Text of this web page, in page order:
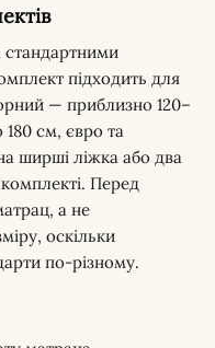
стандартними
підходить для
— приблизно 120–
см, євро та
ширші ліжка або два
Перед
а не
оскільки
по-різному.